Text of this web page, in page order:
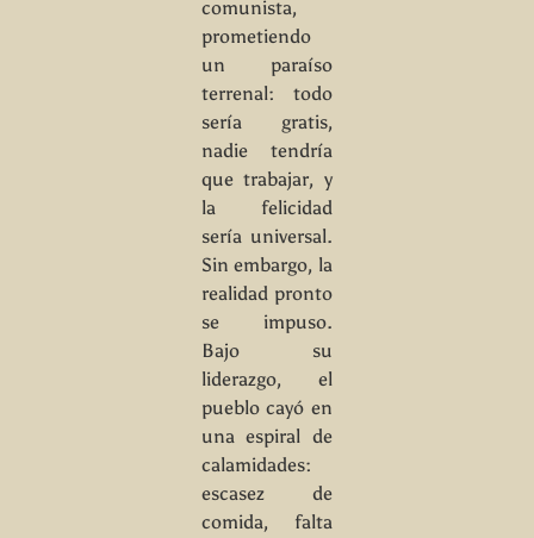
comunista,
prometiendo
un paraíso
terrenal: todo
sería gratis,
nadie tendría
que trabajar, y
la felicidad
sería universal.
Sin embargo, la
realidad pronto
se impuso.
Bajo su
liderazgo, el
pueblo cayó en
una espiral de
calamidades:
escasez de
comida, falta